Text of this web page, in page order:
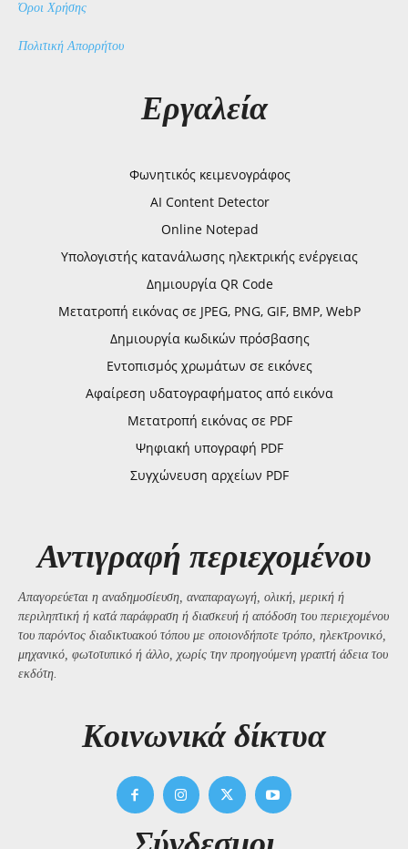
Όροι Χρήσης
Πολιτική Απορρήτου
Εργαλεία
Φωνητικός κειμενογράφος
AI Content Detector
Online Notepad
Υπολογιστής κατανάλωσης ηλεκτρικής ενέργειας
Δημιουργία QR Code
Μετατροπή εικόνας σε JPEG, PNG, GIF, BMP, WebP
Δημιουργία κωδικών πρόσβασης
Εντοπισμός χρωμάτων σε εικόνες
Αφαίρεση υδατογραφήματος από εικόνα
Μετατροπή εικόνας σε PDF
Ψηφιακή υπογραφή PDF
Συγχώνευση αρχείων PDF
Αντιγραφή περιεχομένου
Απαγορεύεται η αναδημοσίευση, αναπαραγωγή, ολική, μερική ή
περιληπτική ή κατά παράφραση ή διασκευή ή απόδοση του περιεχομένου
του παρόντος διαδικτυακού τόπου με οποιονδήποτε τρόπο, ηλεκτρονικό,
μηχανικό, φωτοτυπικό ή άλλο, χωρίς την προηγούμενη γραπτή άδεια του
εκδότη.
Kοινωνικά δίκτυα